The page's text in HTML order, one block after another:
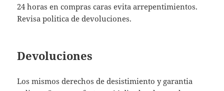
24 horas en compras caras evita arrepentimientos.
Revisa politica de devoluciones.
Devoluciones
Los mismos derechos de desistimiento y garantia